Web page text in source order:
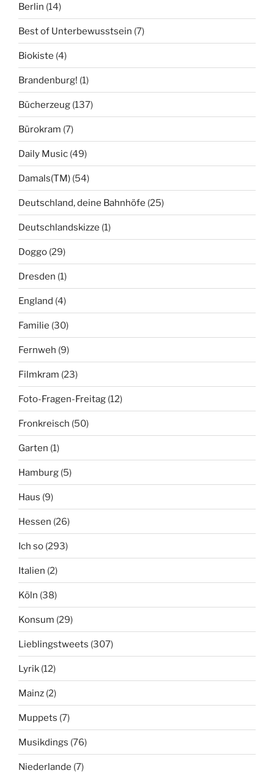
Berlin (14)
Best of Unterbewusstsein (7)
Biokiste (4)
Brandenburg! (1)
Bücherzeug (137)
Bürokram (7)
Daily Music (49)
Damals(TM) (54)
Deutschland, deine Bahnhöfe (25)
Deutschlandskizze (1)
Doggo (29)
Dresden (1)
England (4)
Familie (30)
Fernweh (9)
Filmkram (23)
Foto-Fragen-Freitag (12)
Fronkreisch (50)
Garten (1)
Hamburg (5)
Haus (9)
Hessen (26)
Ich so (293)
Italien (2)
Köln (38)
Konsum (29)
Lieblingstweets (307)
Lyrik (12)
Mainz (2)
Muppets (7)
Musikdings (76)
Niederlande (7)